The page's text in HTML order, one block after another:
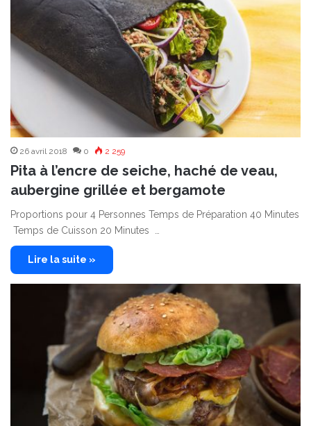
26 avril 2018 0 2 259
Pita à l’encre de seiche, haché de veau,
aubergine grillée et bergamote
Proportions pour 4 Personnes Temps de Préparation 40 Minutes
Temps de Cuisson 20 Minutes …
Lire la suite »